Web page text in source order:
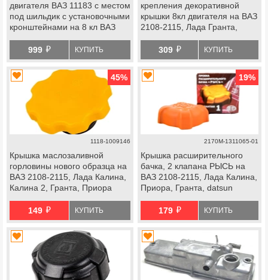
двигателя ВАЗ 11183 с местом
под шильдик с установочными
кронштейнами на 8 кл ВАЗ
Гранта, Приора, datsun
999 й КУПИТЬ
крепления декоративной
крышки 8кл двигателя на ВАЗ
2108-2115, Лада Гранта,
Приора, Ларгус, Ларгус fl,
datsun
309 й КУПИТЬ
45%
1118-1009146
Крышка маслозаливной
горловины нового образца на
ВАЗ 2108-2115, Лада Калина,
Калина 2, Гранта, Приора
149 й КУПИТЬ
19%
2170М-1311065-01
Крышка расширительного
бачка, 2 клапана РЫСЬ на
ВАЗ 2108-2115, Лада Калина,
Приора, Гранта, datsun
179 й КУПИТЬ